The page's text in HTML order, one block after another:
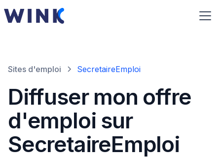
Sites d'emploi SecretaireEmploi
Diffuser mon offre
d'emploi sur
SecretaireEmploi